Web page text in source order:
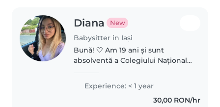
Diana New
Babysitter in Iași
Bună! 🤍 Am 19 ani și sunt
absolventă a Colegiului Național
cei 4 ani de liceu am făcut
practică pedagogică în diferite
școli și grădinițe, unde am..
Experience: < 1 year
30,00 RON/hr